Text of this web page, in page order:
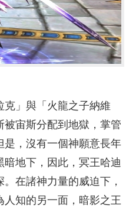
」與「火龍之子納維
宙斯分配到地獄，掌管
是，沒有一個神願意長年
地下，因此，冥王哈迪
在諸神力量的威迫下，
知的另一面，暗影之王